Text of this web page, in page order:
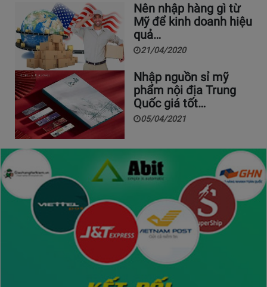
Nên nhập hàng gì từ
Mỹ để kinh doanh hiệu
quả…
21/04/2020
Nhập nguồn sỉ mỹ
phẩm nội địa Trung
Quốc giá tốt…
05/04/2021